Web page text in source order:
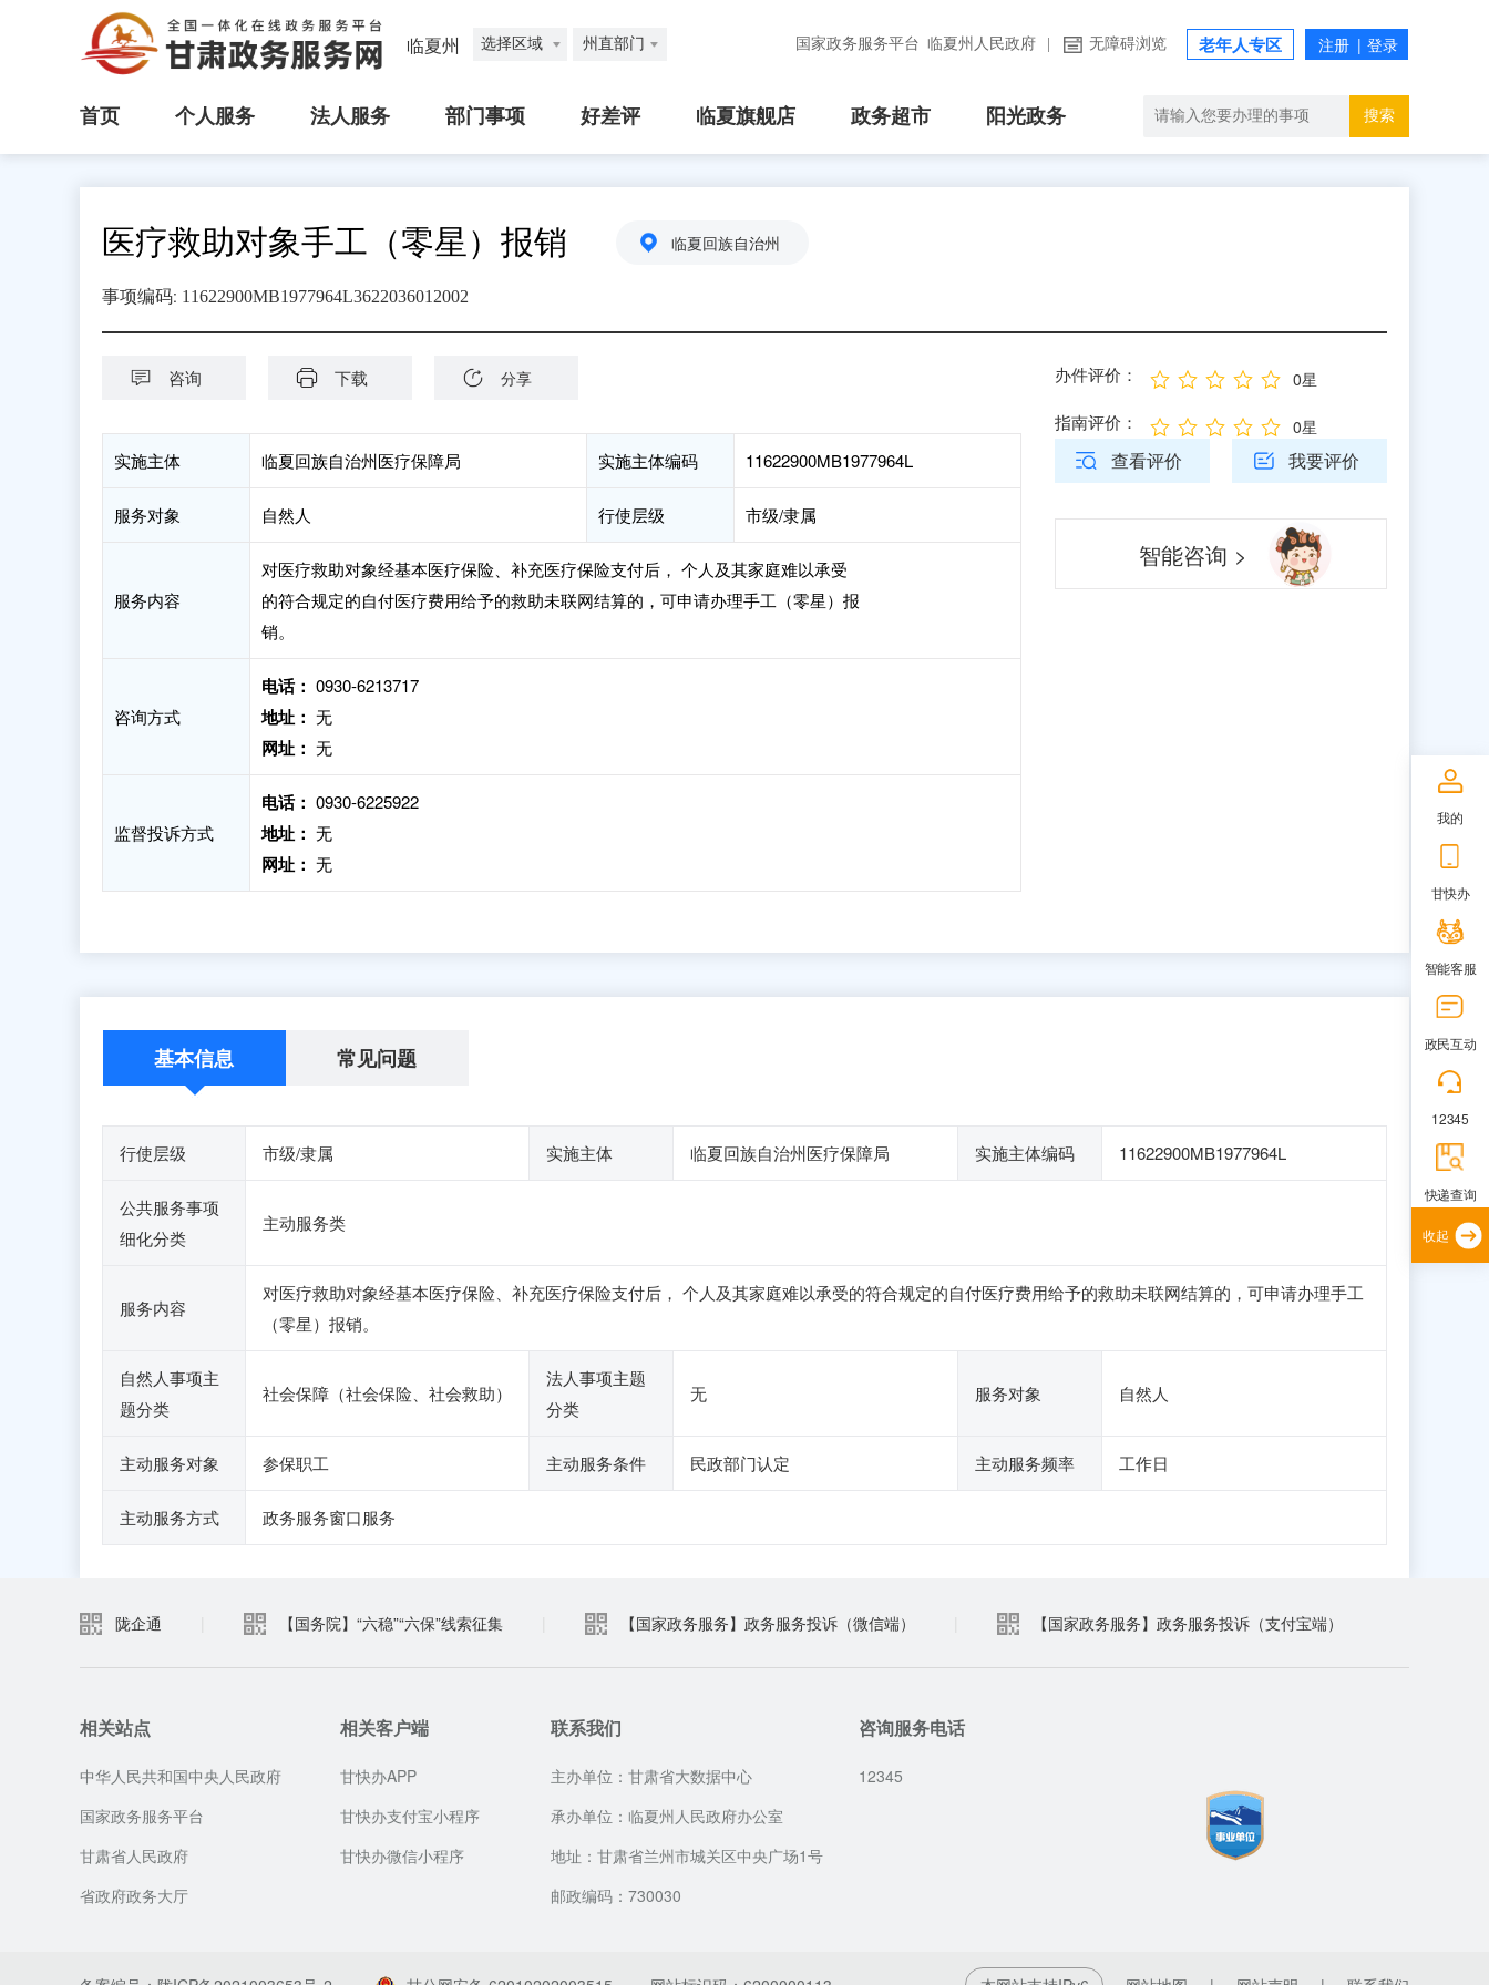
临夏州 选择区域 州直部门 国家政务服务平台 临夏州人民政府 无障碍浏览 老年人专区
首页 个人服务 法人服务 部门事项 好差评 临夏旗舰店 政务超市 阳光政务 搜索
医疗救助对象手工（零星）报销 临夏回族自治州
事项编码: 11622900MB1977964L3622036012002
咨询 下载 分享
实施主体 临夏回族自治州医疗保障局 实施主体编码 11622900MB1977964L
服务对象 自然人 行使层级 市级/隶属
服务内容
对医疗救助对象经基本医疗保险、补充医疗保险支付后， 个人及其家庭难以承受
的符合规定的自付医疗费用给予的救助未联网结算的，可申请办理手工（零星）报
销。
咨询方式
电话： 0930-6213717
地址： 无
网址： 无
监督投诉方式
电话： 0930-6225922
地址： 无
网址： 无
办件评价： 0星
指南评价： 0星
查看评价 我要评价
智能咨询 >
基本信息 常见问题
行使层级 市级/隶属 实施主体 临夏回族自治州医疗保障局 实施主体编码 11622900MB1977964L
公共服务事项
细化分类
主动服务类
服务内容
对医疗救助对象经基本医疗保险、补充医疗保险支付后， 个人及其家庭难以承受的符合规定的自付医疗费用给予的救助未联网结算的，可申请办理手工
（零星）报销。
自然人事项主
题分类
社会保障（社会保险、社会救助）
法人事项主题
分类
无 服务对象 自然人
主动服务对象 参保职工 主动服务条件 民政部门认定 主动服务频率 工作日
主动服务方式 政务服务窗口服务
陇企通 【国务院】“六稳”“六保”线索征集 【国家政务服务】政务服务投诉（微信端） 【国家政务服务】政务服务投诉（支付宝端）
相关站点
中华人民共和国中央人民政府
国家政务服务平台
甘肃省人民政府
省政府政务大厅
相关客户端
甘快办APP
甘快办支付宝小程序
甘快办微信小程序
联系我们
主办单位：甘肃省大数据中心
承办单位：临夏州人民政府办公室
地址：甘肃省兰州市城关区中央广场1号
邮政编码：730030
咨询服务电话
12345
我的
甘快办
智能客服
政民互动
12345
快递查询
收起